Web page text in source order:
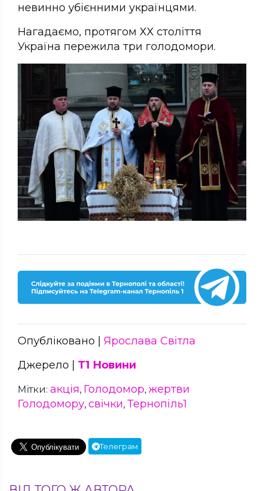
невинно убієнними українцями.
Нагадаємо, протягом ХХ століття
Україна пережила три голодомори.
Опубліковано | Ярослава Світла
Джерело | Т1 Новини
Мітки: акція, Голодомор, жертви
Голодомору, свічки, Тернопіль1
Телеграм